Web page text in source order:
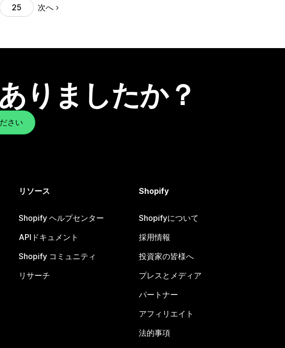
25 次へ
りましたか？
さい
リソース
Shopify ヘルプセンター
APIドキュメント
Shopify コミュニティ
リサーチ
Shopify
Shopifyについて
採用情報
投資家の皆様へ
プレスとメディア
パートナー
アフィリエイト
法的事項